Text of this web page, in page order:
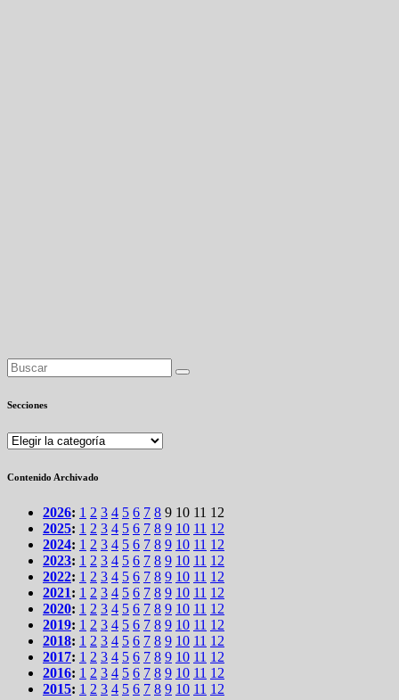
Secciones
Secciones
Contenido Archivado
2026: 1 2 3 4 5 6 7 8 9 10 11 12
2025: 1 2 3 4 5 6 7 8 9 10 11 12
2024: 1 2 3 4 5 6 7 8 9 10 11 12
2023: 1 2 3 4 5 6 7 8 9 10 11 12
2022: 1 2 3 4 5 6 7 8 9 10 11 12
2021: 1 2 3 4 5 6 7 8 9 10 11 12
2020: 1 2 3 4 5 6 7 8 9 10 11 12
2019: 1 2 3 4 5 6 7 8 9 10 11 12
2018: 1 2 3 4 5 6 7 8 9 10 11 12
2017: 1 2 3 4 5 6 7 8 9 10 11 12
2016: 1 2 3 4 5 6 7 8 9 10 11 12
2015: 1 2 3 4 5 6 7 8 9 10 11 12